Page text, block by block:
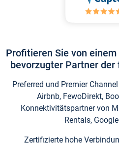
Profitieren Sie von
bevorzugter Partner
Preferred und Premier
Airbnb, FewoDirekt,
Konnektivitätspartner von
Rentals,
Zertifizierte hohe